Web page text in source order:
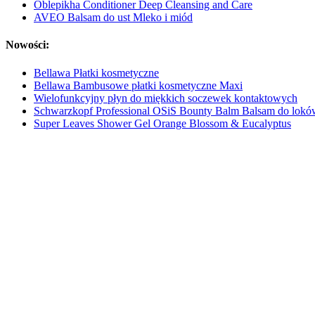
Oblepikha Conditioner Deep Cleansing and Care
AVEO Balsam do ust Mleko i miód
Nowości:
Bellawa Płatki kosmetyczne
Bellawa Bambusowe płatki kosmetyczne Maxi
Wielofunkcyjny płyn do miękkich soczewek kontaktowych
Schwarzkopf Professional OSiS Bounty Balm Balsam do
Super Leaves Shower Gel Orange Blossom & Eucalyptus